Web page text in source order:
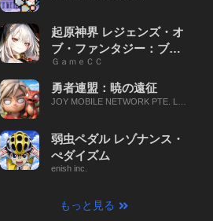
起原神界 レジェンズ・オ
ブ・ファンタジー：ブレ
イブ X
ＧａｍｅＣＣ
勇者連盟：暁の遠征
JOY MOBILE NETWORK PTE. LT
弱虫ペダル レゾナンス・
ぺダイズム
enish inc.
もっと見る